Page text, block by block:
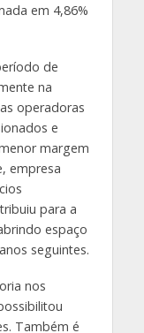
em 4,86%
de
na
operadoras
e
margem
empresa
para a
espaço
seguintes.
nos
Também é